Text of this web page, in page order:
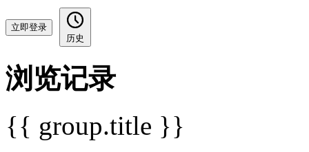
立即登录
历史
浏览记录
{{ group.title }}